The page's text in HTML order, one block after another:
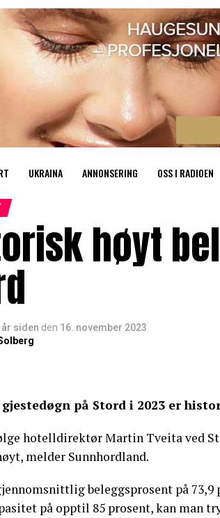
UKRAINA ANNONSERING OSS I RADIOEN
høyt
år siden den 16. november 2023
gjestedøgn på Stord i 2023 er
hotelldirektør Martin Tveita ved
melder Sunnhordland.
beleggsprosent på
på opptil 85 prosent, kan man